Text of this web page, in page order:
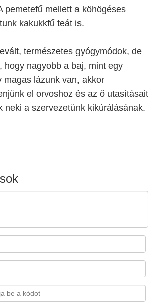
pemetefű mellett a köhögéses
kakukkfű teát is.
természetes gyógymódok, de
hogy nagyobb a baj, mint egy
magas lázunk van, akkor
el orvoshoz és az ő utasításait
neki a szervezetünk kikúrálásának.